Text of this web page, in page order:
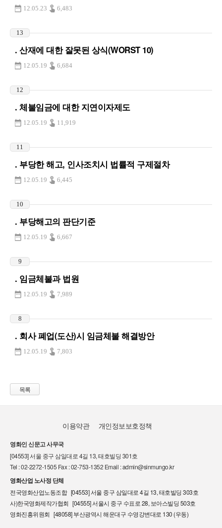
12.05.23 6,483
13
. 산재에 대한 잘못된 상식(WORST 10)
12.05.19 6,684
12
. 체불임금에 대한 지연이자제도
12.05.19 11,919
11
. 부당한 해고, 인사조치시 법률적 구제절차
12.05.19 6,445
10
. 부당해고의 판단기준
12.05.19 6,667
9
. 임금체불과 법원
12.05.19 7,989
8
. 회사 폐업(도산)시 임금체불 해결방안
12.05.19 7,803
목록
이용약관 개인정보보호정책
영화인 신문고 사무국
[04553] 서울 중구 삼일대로 4길 13, 태호빌딩 301호
Tel : 02-2272-1505 Fax : 02-753-1352 Email : admin@sinmungo.kr
영화산업 노사정 단체
전국영화산업노동조합 [04553] 서울 중구 삼일대로 4길 13, 태호빌딩 303호
사)한국영화제작가협회 [04555] 서울시 중구 수표로 28, 보아스빌딩 503호
영화진흥위원회 [48058] 부산광역시 해운대구 수영강변대로 130 (우동)